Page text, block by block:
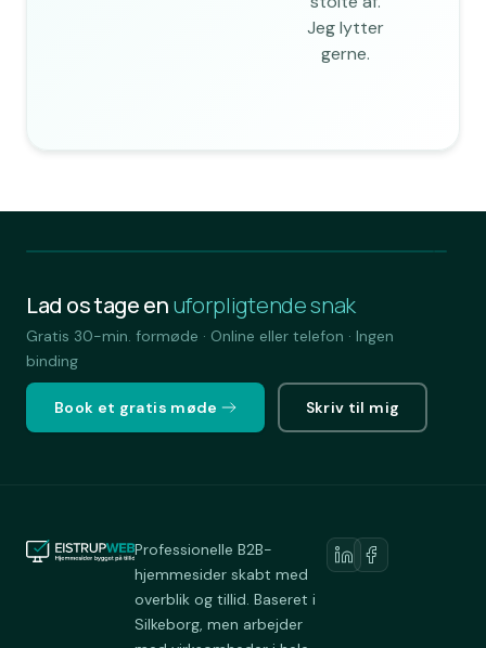
Jeg lytter
gerne.
Lad os tage enuforpligtende snak
Gratis 30-min. formøde · Online eller telefon · Ingen
binding
Book et gratis møde Skriv til mig
Professionelle B2B-
hjemmesider skabt med
overblik og tillid. Baseret i
Silkeborg, men arbejder